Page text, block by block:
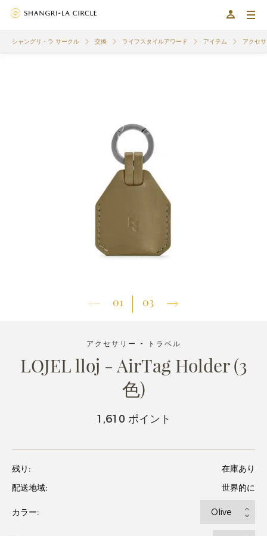
シャングリ・ラ サークル 交換 ライフスタイルアワード アイテム アクセ
01 03
アクセサリー - トラベル
LOJEL lloj - AirTag Holder (3
色)
1,610 ポイント
残り:
在庫あり
配送地域:
世界的に
カラー: